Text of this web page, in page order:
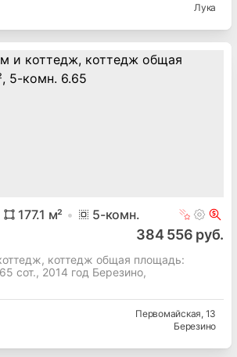
Лука
177.1 м² 5-комн.
384 556 руб.
коттедж общая площадь:
сот., 2014 год Березино,
Первомайская, 13
Березино